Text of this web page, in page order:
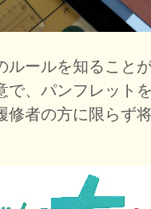
ルールを知ること
で、パンフレットを
者の方に限らず